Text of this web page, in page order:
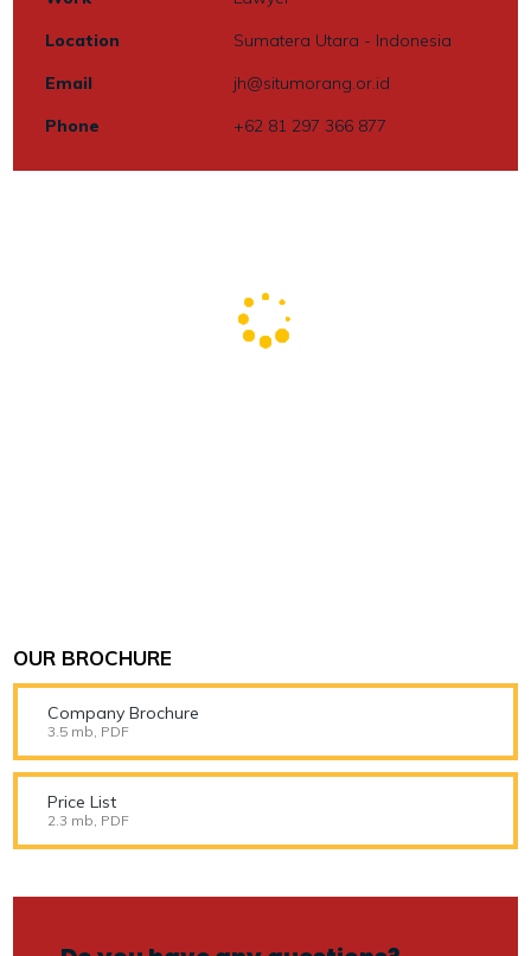
Location
Sumatera Utara - Indonesia
Email
jh@situmorang.or.id
Phone
+62 81 297 366 877
OUR BROCHURE
Company Brochure
3.5 mb, PDF
Price List
2.3 mb, PDF